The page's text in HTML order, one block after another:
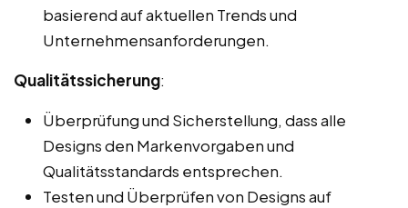
basierend auf aktuellen Trends und
Unternehmensanforderungen.
Qualitätssicherung:
Überprüfung und Sicherstellung, dass alle
Designs den Markenvorgaben und
Qualitätsstandards entsprechen.
Testen und Überprüfen von Designs auf